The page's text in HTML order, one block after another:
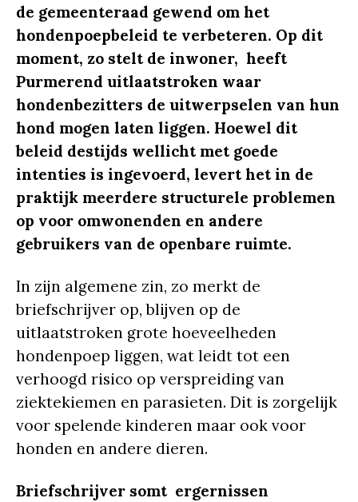
de gemeenteraad gewend om het
hondenpoepbeleid te verbeteren. Op dit
moment, zo stelt de inwoner, heeft
Purmerend uitlaatstroken waar
hondenbezitters de uitwerpselen van hun
hond mogen laten liggen. Hoewel dit
beleid destijds wellicht met goede
intenties is ingevoerd, levert het in de
praktijk meerdere structurele problemen
op voor omwonenden en andere
gebruikers van de openbare ruimte.
In zijn algemene zin, zo merkt de
briefschrijver op, blijven op de
uitlaatstroken grote hoeveelheden
hondenpoep liggen, wat leidt tot een
verhoogd risico op verspreiding van
ziektekiemen en parasieten. Dit is zorgelijk
voor spelende kinderen maar ook voor
honden en andere dieren.
Briefschrijver somt ergernissen